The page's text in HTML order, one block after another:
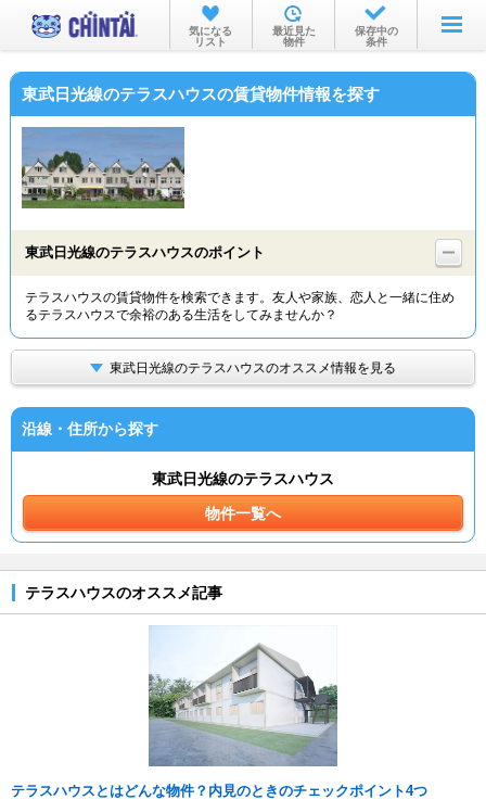
お部屋を探す
沿線・駅から
物件特集から
TOP
気になる
リスト
最近見た
物件
保存中の
条件
東武日光線のテラスハウスの賃貸物件情報を探す
東武日光線のテラスハウスのポイント
テラスハウスの賃貸物件を検索できます。友人や家族、恋人と一緒に住め
るテラスハウスで余裕のある生活をしてみませんか？
東武日光線のテラスハウスのオススメ情報を見る
沿線・住所から探す
東武日光線のテラスハウス
物件一覧へ
テラスハウスのオススメ記事
テラスハウスとはどんな物件？内見のときのチェックポイント4つ